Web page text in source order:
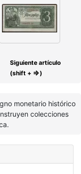
Siguiente artículo
(shift + ⇒)
monetario histórico
colecciones